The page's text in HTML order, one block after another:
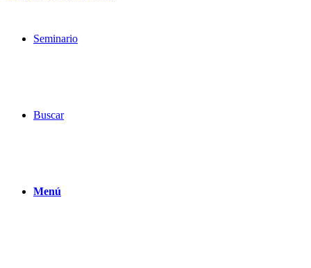
Seminario
Buscar
Menú